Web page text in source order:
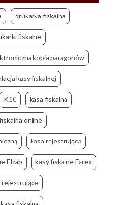
drukarka fiskalna
fiskalne
kopia paragonów
kasy fiskalnej
K10 kasa fiskalna
online
kasa rejestrująca
Elzab kasy fiskalne Farex
rejestrujące
kasa fiskalna